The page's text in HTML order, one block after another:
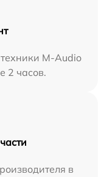
M-Audio
2 часов.
в